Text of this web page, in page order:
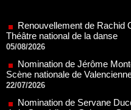
Nomination de Jérôme
Scène nationale de
Nomination de Servane
de la Comédie de Colmar -
07/07/2026